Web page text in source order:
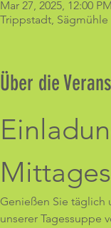
Mar 27, 2025, 12:00
Trippstadt, Sägmühle
Über die
Genießen Sie täglich
unserer Tagessuppe